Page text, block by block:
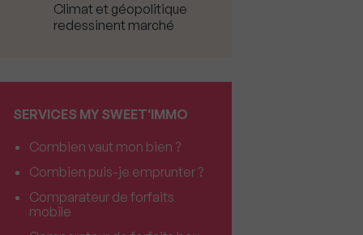
Climat et géopolitique
redessinent marché
SERVICES MY SWEET'IMMO
Combien vaut mon bien ?
Combien puis-je emprunter ?
Comparateur de forfaits
mobile